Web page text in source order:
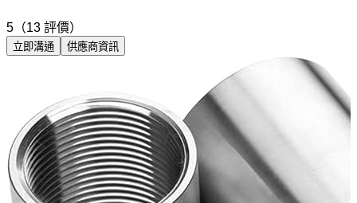
5（13 評價）
立即溝通 供應商資訊